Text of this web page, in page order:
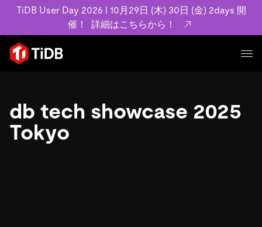
TiDB User Day 2026 l 10月29日 (木) 30日 (金) 2days 開
催！
詳細はこちらから！
プロダクト
MySQL互換の分散データベースで高可用性と水平スケー
ラビリティを備え大規模データをリアルタイムで処理でき
ます。
ユースケース
事例記事
リソース
db tech showcase 2025
Tokyo